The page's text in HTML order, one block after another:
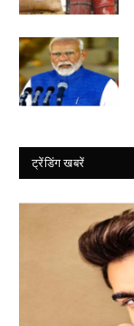
ट्रेंडिंग खबरें